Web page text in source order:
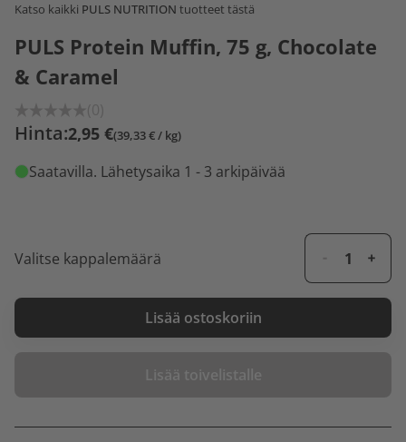
Katso kaikki PULS NUTRITION tuotteet tästä
PULS Protein Muffin, 75 g, Chocolate
& Caramel
(0)
Hinta:2,95 €(39,33 € / kg)
Saatavilla. Lähetysaika 1 - 3 arkipäivää
Valitse kappalemäärä
Lisää ostoskoriin
Lisää toivelistalle